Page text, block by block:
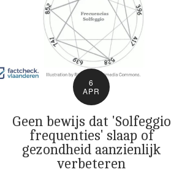
6
APR
Geen bewijs dat 'Solfeggio
frequenties' slaap of
gezondheid aanzienlijk
verbeteren